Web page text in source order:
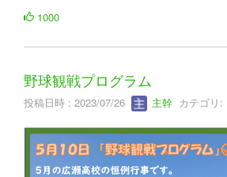
1000
野球観戦プログラム
投稿日時 : 2023/07/26 主幹 カテゴリ: